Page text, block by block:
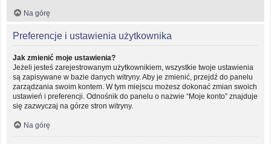
Na górę
Preferencje i ustawienia użytkownika
Jak zmienić moje ustawienia?
Jeżeli jesteś zarejestrowanym użytkownikiem, wszystkie twoje ustawienia
są zapisywane w bazie danych witryny. Aby je zmienić, przejdź do panelu
zarządzania swoim kontem. W tym miejscu możesz dokonać zmian swoich
ustawień i preferencji. Odnośnik do panelu o nazwie “Moje konto” znajduje
się zazwyczaj na górze stron witryny.
Na górę